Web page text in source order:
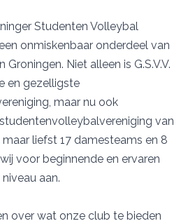
Studenten Volleybal
onmiskenbaar onderdeel van
Niet alleen is G.S.V.V.
en gezelligste
maar nu ook
van
liefst 17 damesteams en 8
voor beginnende en ervaren
aan.
over wat onze club te bieden